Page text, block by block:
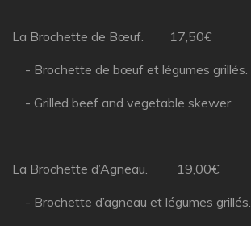
La Brochette de Bœuf. 17,50€
- Brochette de bœuf et légumes grillés.
- Grilled beef and vegetable skewer.
La Brochette d’Agneau. 19,00€
- Brochette d’agneau et légumes grillés.